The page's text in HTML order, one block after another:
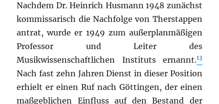
Nachdem Dr. Heinrich Husmann 1948 zunächst
kommissarisch die Nachfolge von Therstappen
antrat, wurde er 1949 zum außerplanmäßigen
Professor und Leiter des
Musikwissenschaftlichen Instituts ernannt.13
Nach fast zehn Jahren Dienst in dieser Position
erhielt er einen Ruf nach Göttingen, der einen
maßgeblichen Einfluss auf den Bestand der